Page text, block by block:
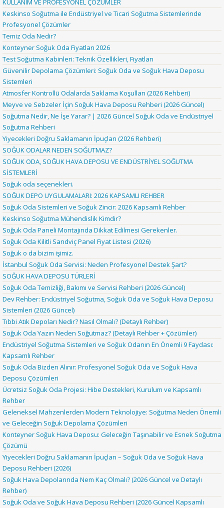
KULLANIM VE PROFESYONEL ÇÖZÜMLER
Keskinso Soğutma ile Endüstriyel ve Ticari Soğutma Sistemlerinde
Profesyonel Çözümler
Temiz Oda Nedir?
Konteyner Soğuk Oda Fiyatları 2026
Test Soğutma Kabinleri: Teknik Özellikleri, Fiyatları
Güvenilir Depolama Çözümleri: Soğuk Oda ve Soğuk Hava Deposu
Sistemleri
Atmosfer Kontrollü Odalarda Saklama Koşulları (2026 Rehberi)
Meyve ve Sebzeler İçin Soğuk Hava Deposu Rehberi (2026 Güncel)
Soğutma Nedir, Ne İşe Yarar? | 2026 Güncel Soğuk Oda ve Endüstriyel
Soğutma Rehberi
Yiyecekleri Doğru Saklamanın İpuçları (2026 Rehberi)
SOĞUK ODALAR NEDEN SOĞUTMAZ?
SOĞUK ODA, SOĞUK HAVA DEPOSU VE ENDÜSTRİYEL SOĞUTMA
SİSTEMLERİ
Soğuk oda seçenekleri.
SOĞUK DEPO UYGULAMALARI: 2026 KAPSAMLI REHBER
Soğuk Oda Sistemleri ve Soğuk Zincir: 2026 Kapsamlı Rehber
Keskinso Soğutma Mühendislik Kimdir?
Soğuk Oda Paneli Montajında Dikkat Edilmesi Gerekenler.
Soğuk Oda Kilitli Sandviç Panel Fiyat Listesi (2026)
Soğuk o da bizim işimiz.
İstanbul Soğuk Oda Servisi: Neden Profesyonel Destek Şart?
SOĞUK HAVA DEPOSU TÜRLERİ
Soğuk Oda Temizliği, Bakımı ve Servisi Rehberi (2026 Güncel)
Dev Rehber: Endüstriyel Soğutma, Soğuk Oda ve Soğuk Hava Deposu
Sistemleri (2026 Güncel)
Tıbbi Atık Depoları Nedir? Nasıl Olmalı? (Detaylı Rehber)
Soğuk Oda Yazın Neden Soğutmaz? (Detaylı Rehber + Çözümler)
Endüstriyel Soğutma Sistemleri ve Soğuk Odanın En Önemli 9 Faydası:
Kapsamlı Rehber
Soğuk Oda Bizden Alınır: Profesyonel Soğuk Oda ve Soğuk Hava
Deposu Çözümleri
Ücretsiz Soğuk Oda Projesi: Hibe Destekleri, Kurulum ve Kapsamlı
Rehber
Geleneksel Mahzenlerden Modern Teknolojiye: Soğutma Neden Önemli
ve Geleceğin Soğuk Depolama Çözümleri
Konteyner Soğuk Hava Deposu: Geleceğin Taşınabilir ve Esnek Soğutma
Çözümü
Yiyecekleri Doğru Saklamanın İpuçları – Soğuk Oda ve Soğuk Hava
Deposu Rehberi (2026)
Soğuk Hava Depolarında Nem Kaç Olmalı? (2026 Güncel ve Detaylı
Rehber)
Soğuk Oda ve Soğuk Hava Deposu Rehberi (2026 Güncel Kapsamlı